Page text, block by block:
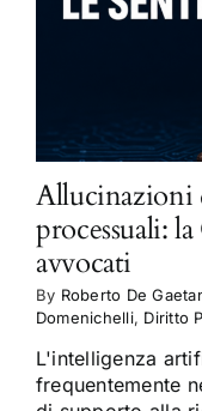
Allucinazioni
processuali:
avvocati
By Roberto De
Domenichelli, Diritto
L'intelligenza
frequentemente